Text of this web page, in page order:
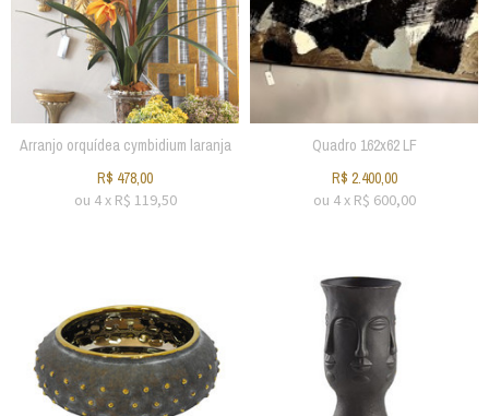
Arranjo orquídea cymbidium laranja
R$ 478,00
ou 4x R$ 119,50
Quadro 162x62 LF
R$ 2.400,00
ou 4x R$ 600,00